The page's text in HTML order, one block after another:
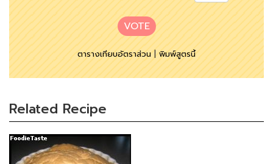
VOTE
ตารางเทียบอัตราส่วน|พิมพ์สูตรนี้
Related Recipe